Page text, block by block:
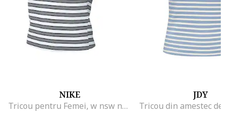
NIKE
Tricou pentru Femei, w nsw nk chll knt tee pnx, HF9524-100, Alb, Alb
JDY